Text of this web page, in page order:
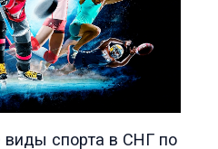
спорта в СНГ по